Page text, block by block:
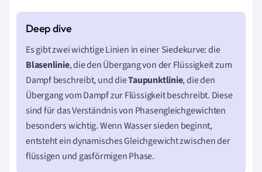
Es gibt zwei wichtige Linien in einer Siedekurve: die
Blasenlinie, die den Übergang von der Flüssigkeit zum
Dampf beschreibt, und dieTaupunktlinie, die den
Übergang vom Dampf zur Flüssigkeit beschreibt. Diese
sind für das Verständnis von Phasengleichgewichten
besonders wichtig. Wenn Wasser sieden beginnt,
entsteht ein dynamisches Gleichgewicht zwischen der
flüssigen und gasförmigen Phase.